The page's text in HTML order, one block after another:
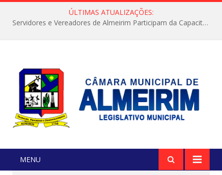
ÚLTIMAS ATUALIZAÇÕES:
Servidores e Vereadores de Almeirim Participam da Capacitação “Orientar é a Nossa Missão”
MENU